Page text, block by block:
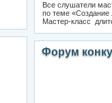
Все слушатели
по теме
Мастер-класс
Форум